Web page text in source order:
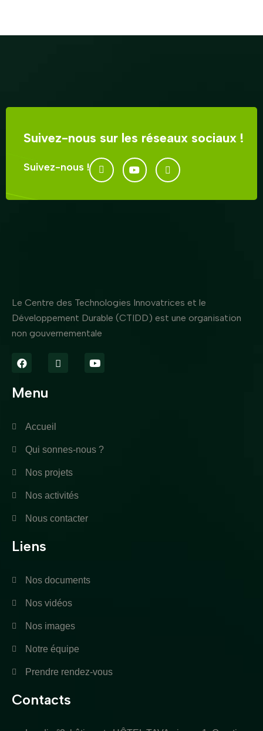
Suivez-nous sur les réseaux sociaux !
Suivez-nous !
Le Centre des Technologies Innovatrices et le
Développement Durable (CTIDD) est une organisation
non gouvernementale
Menu
Accueil
Qui sonnes-nous ?
Nos projets
Nos activités
Nous contacter
Liens
Nos documents
Nos vidéos
Nos images
Notre équipe
Prendre rendez-vous
Contacts